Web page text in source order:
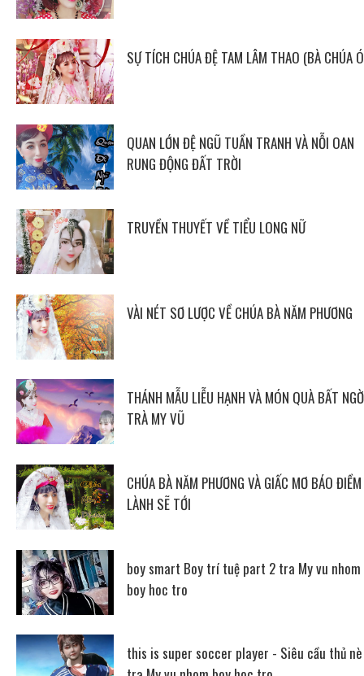
SỰ TÍCH CHÚA ĐỆ TAM LÂM THAO (BÀ CHÚA
QUAN LỚN ĐỆ NGŨ TUẦN TRANH VÀ NỖI OAN
RUNG ĐỘNG ĐẤT TRỜI
TRUYỀN THUYẾT VỀ TIỂU LONG NỮ
VÀI NÉT SƠ LƯỢC VỀ CHÚA BÀ NĂM PHƯƠNG
THÁNH MẪU LIỄU HẠNH VÀ MÓN QUÀ BẤT
TRÀ MY VŨ
CHÚA BÀ NĂM PHƯƠNG VÀ GIẤC MƠ BÁO ĐIỀM
LÀNH SẼ TỚI
boy smart Boy trí tuệ part 2 tra My vu nhom
boy hoc tro
this is super soccer player - Siêu cầu thủ